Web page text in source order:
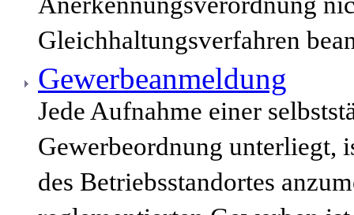
Anerkennungsverordnung
Gleichhaltungsverfahren
Gewerbeanmeldung
Jede Aufnahme einer
Gewerbeordnung unterliegt,
des Betriebsstandortes